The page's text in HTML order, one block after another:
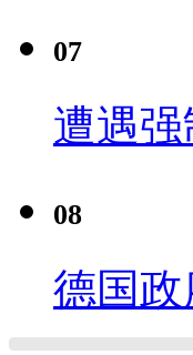
07
遭遇
08
德国